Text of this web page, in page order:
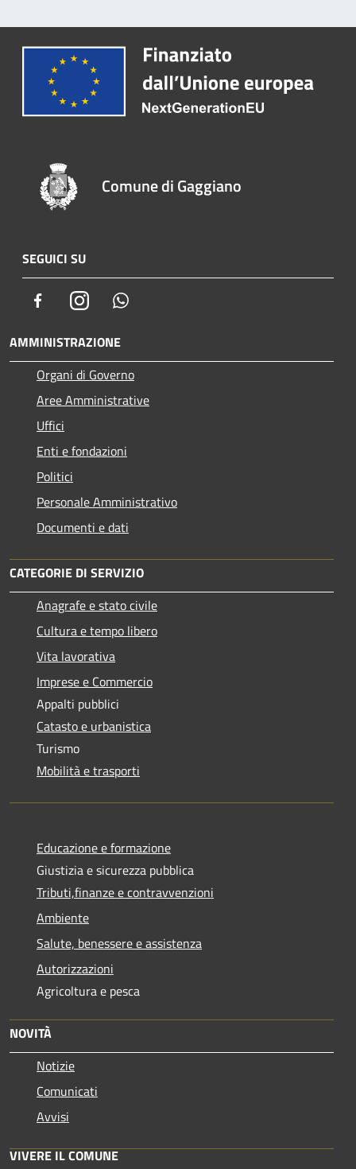
Comune di Gaggiano
SEGUICI SU
FacebookInstagram
AMMINISTRAZIONE
Organi di Governo
Aree Amministrative
Uffici
Enti e fondazioni
Politici
Personale Amministrativo
Documenti e dati
CATEGORIE DI SERVIZIO
Anagrafe e stato civile
Cultura e tempo libero
Vita lavorativa
Imprese e Commercio
Appalti pubblici
Catasto e urbanistica
Turismo
Mobilità e trasporti
Educazione e formazione
Giustizia e sicurezza pubblica
Tributi,finanze e contravvenzioni
Ambiente
Salute, benessere e assistenza
Autorizzazioni
Agricoltura e pesca
NOVITÀ
Notizie
Comunicati
Avvisi
VIVERE IL COMUNE